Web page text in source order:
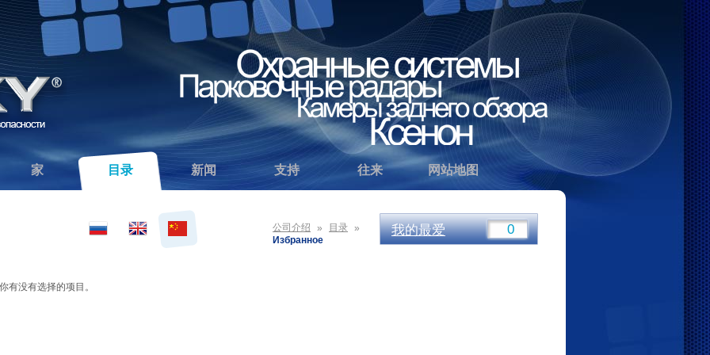
家 目录 新闻 支持 往来 网站地图
我的最爱
公司介绍 » 目录 »
Избранное
你有没有选择的项目。